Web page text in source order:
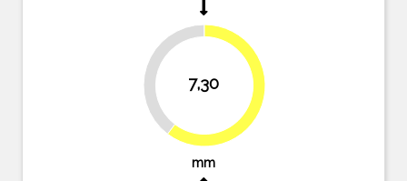
7,30
39.7%
60.3%
mm